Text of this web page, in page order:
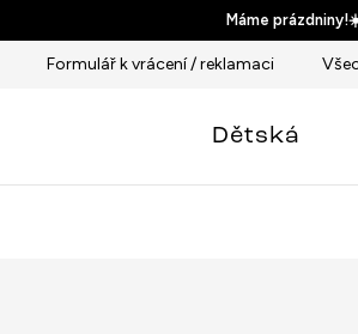
Máme
Formulář k vrácení / reklamaci
Dětská